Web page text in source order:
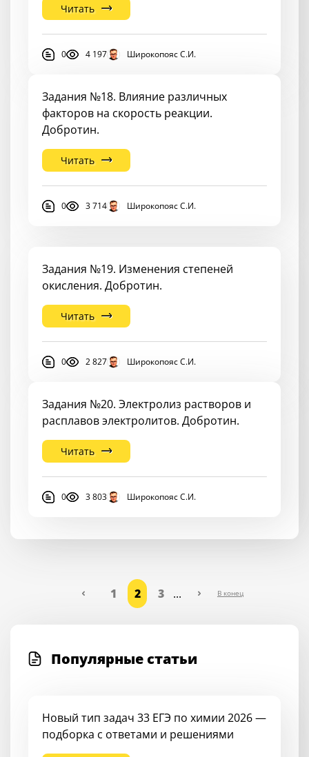
Читать
0 4 197 Широкопояс С.И.
Задания №18. Влияние различных
факторов на скорость реакции.
Добротин.
Читать
0 3 714 Широкопояс С.И.
Задания №19. Изменения степеней
окисления. Добротин.
Читать
0 2 827 Широкопояс С.И.
Задания №20. Электролиз растворов и
расплавов электролитов. Добротин.
Читать
0 3 803 Широкопояс С.И.
1 2 3 ... В конец
Популярные статьи
Новый тип задач 33 ЕГЭ по химии 2026 —
подборка с ответами и решениями